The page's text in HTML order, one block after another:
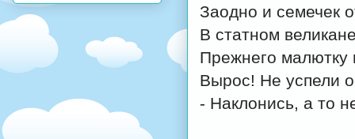
Заодно и семечек
В статном
Прежнего малютку
Вырос! Не успели
- Наклонись, а то